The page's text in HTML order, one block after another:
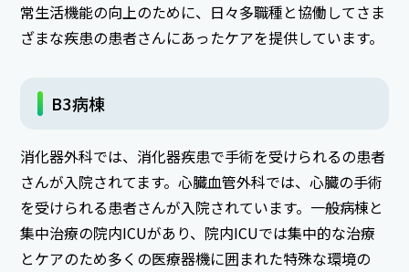
常生活機能の向上のために、日々多職種と協働してさま
ざまな疾患の患者さんにあったケアを提供しています。
B3病棟
消化器外科では、消化器疾患で手術を受けられるの患者
さんが入院されてます。心臓血管外科では、心臓の手術
を受けられる患者さんが入院されています。一般病棟と
集中治療の院内ICUがあり、院内ICUでは集中的な治療
とケアのため多くの医療器機に囲まれた特殊な環境の